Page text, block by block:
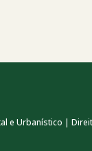
e Urbanístico |